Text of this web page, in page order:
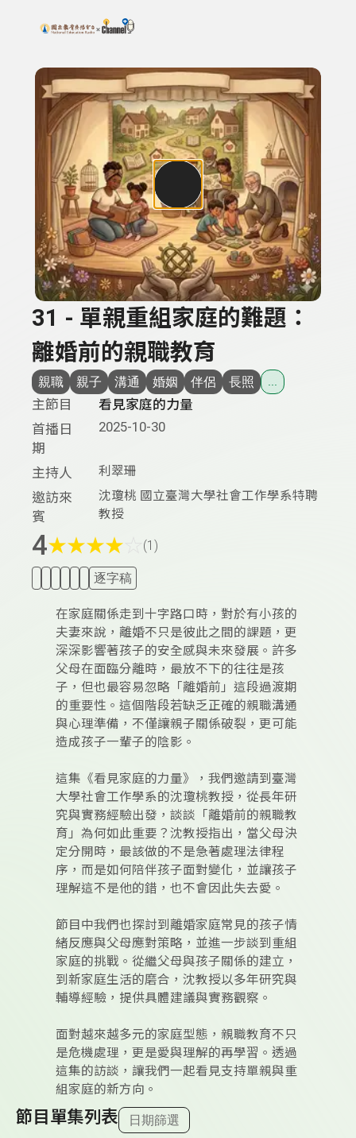
上方功能區塊
搜尋關鍵字：可輸入節目名稱、主持人或關鍵字
31 - 單親重組家庭的難題：
離婚前的親職教育
親職 親子 溝通 婚姻 伴侶 長照 ...
主節目
看見家庭的力量
首播日
期
2025-10-30
主持人 利翠珊
邀訪來
賓
沈瓊桃 國立臺灣大學社會工作學系特聘
教授
4★★★★ (1)
逐字稿
在家庭關係走到十字路口時，對於有小孩的
夫妻來說，離婚不只是彼此之間的課題，更
深深影響著孩子的安全感與未來發展。許多
父母在面臨分離時，最放不下的往往是孩
子，但也最容易忽略「離婚前」這段過渡期
的重要性。這個階段若缺乏正確的親職溝通
與心理準備，不僅讓親子關係破裂，更可能
造成孩子一輩子的陰影。
這集《看見家庭的力量》，我們邀請到臺灣
大學社會工作學系的沈瓊桃教授，從長年研
究與實務經驗出發，談談「離婚前的親職教
育」為何如此重要？沈教授指出，當父母決
定分開時，最該做的不是急著處理法律程
序，而是如何陪伴孩子面對變化，並讓孩子
理解這不是他的錯，也不會因此失去愛。
節目中我們也探討到離婚家庭常見的孩子情
緒反應與父母應對策略，並進一步談到重組
家庭的挑戰。從繼父母與孩子關係的建立，
到新家庭生活的磨合，沈教授以多年研究與
輔導經驗，提供具體建議與實務觀察。
面對越來越多元的家庭型態，親職教育不只
是危機處理，更是愛與理解的再學習。透過
這集的訪談，讓我們一起看見支持單親與重
組家庭的新方向。
節目單集列表 日期篩選